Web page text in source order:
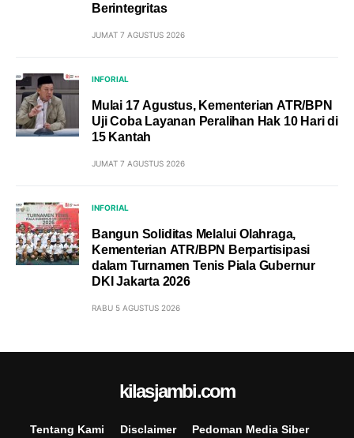
Berintegritas
JUMAT 7 AGUSTUS 2026
INFORIAL
Mulai 17 Agustus, Kementerian ATR/BPN
Uji Coba Layanan Peralihan Hak 10 Hari di
15 Kantah
JUMAT 7 AGUSTUS 2026
INFORIAL
Bangun Soliditas Melalui Olahraga,
Kementerian ATR/BPN Berpartisipasi
dalam Turnamen Tenis Piala Gubernur
DKI Jakarta 2026
RABU 5 AGUSTUS 2026
kilasjambi.com
Tentang Kami Disclaimer Pedoman Media Siber